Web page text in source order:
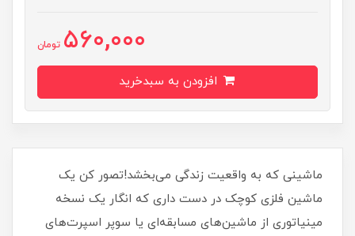
560,000 تومان
ماشینی که به واقعیت زندگی می‌بخشد!تصور کن یک
ماشین فلزی کوچک در دست داری که انگار یک نسخه
مینیاتوری از ماشین‌های مسابقه‌ای یا سوپر اسپرت‌های